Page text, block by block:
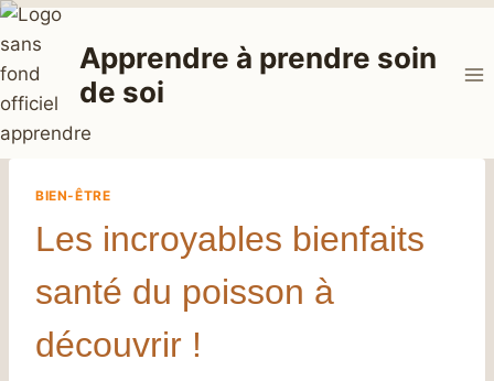
Aller
au
contenu
Apprendre à prendre soin
de soi
BIEN-ÊTRE
Les incroyables bienfaits
santé du poisson à
découvrir !